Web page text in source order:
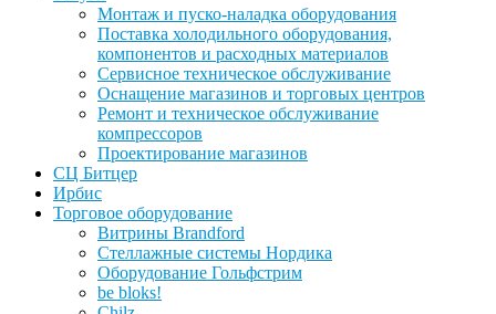
Монтаж и пуско-наладка оборудования
Поставка холодильного оборудования,
компонентов и расходных материалов
Сервисное техническое обслуживание
Оснащение магазинов и торговых центров
Ремонт и техническое обслуживание
компрессоров
Проектирование магазинов
СЦ Битцер
Ирбис
Торговое оборудование
Витрины Brandford
Стеллажные системы Нордика
Оборудование Гольфстрим
be bloks!